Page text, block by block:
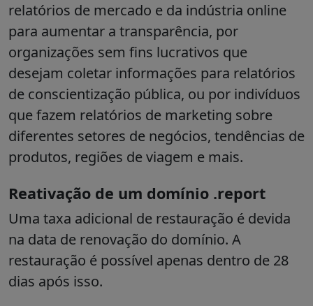
relatórios de mercado e da indústria online
para aumentar a transparência, por
organizações sem fins lucrativos que
desejam coletar informações para relatórios
de conscientização pública, ou por indivíduos
que fazem relatórios de marketing sobre
diferentes setores de negócios, tendências de
produtos, regiões de viagem e mais.
Reativação de um domínio .report
Uma taxa adicional de restauração é devida
na data de renovação do domínio. A
restauração é possível apenas dentro de 28
dias após isso.